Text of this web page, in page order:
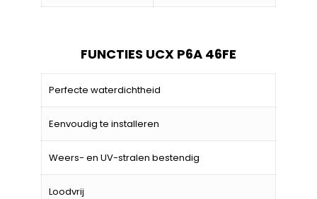
FUNCTIES UCX P6A 46FE
Perfecte waterdichtheid
Eenvoudig te installeren
Weers- en UV-stralen bestendig
Loodvrij